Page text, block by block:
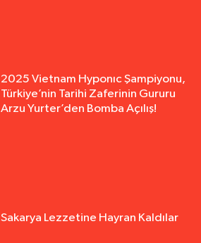
2025 Vietnam Hyponıc Şampiyonu,
Türkiye’nin Tarihi Zaferinin Gururu
Arzu Yurter’den Bomba Açılış!
Sakarya Lezzetine Hayran Kaldılar